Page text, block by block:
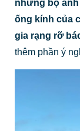
những bộ
ống kính của
gia rạng rỡ
thêm phần ý